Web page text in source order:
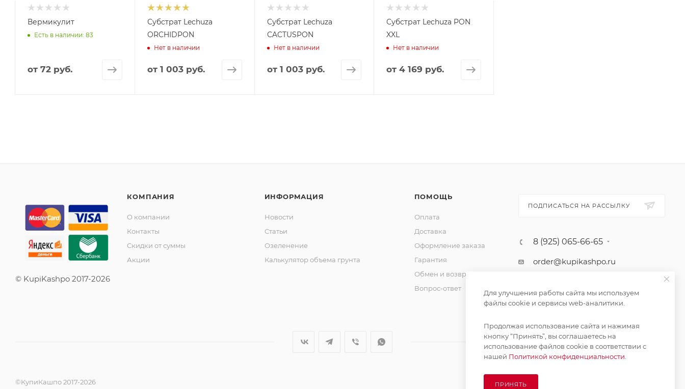
Вермикулит
Есть в наличии: 83
от 72 руб.
Субстрат Lechuza
ORCHIDPON
Нет в наличии
от 1 003 руб.
Субстрат Lechuza
CACTUSPON
Нет в наличии
от 1 003 руб.
Субстрат Lechuza PON
XXL
Нет в наличии
от4 169 руб.
© KupiKashpo 2017-2026
КОМПАНИЯ
О компании
Контакты
Скидки от суммы
Акции
ИНФОРМАЦИЯ
Новости
Статьи
Озеленение
Калькулятор объема грунта
ПОМОЩЬ
Оплата
Доставка
Оформление заказа
Гарантия
Обмен и возврат
Вопрос-ответ
ПОДПИСАТЬСЯ НА РАССЫЛКУ
8 (925) 065-66-65
order@kupikashpo.ru
©КупиКашпо 2017-2026
Для улучшения работы сайта мы используем
файлы cookie и сервисы web-аналитики.
Продолжая использование сайта и нажимая
кнопку “Принять”, вы соглашаетесь на
использование файлов cookie в соответствии с
нашей Политикой конфиденциальности.
ПРИНЯТЬ